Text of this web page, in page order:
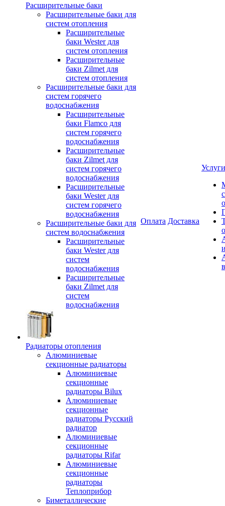
Расширительные баки
Расширительные баки для
систем отопления
Расширительные
баки Wester для
систем отопления
Расширительные
баки Zilmet для
систем отопления
Расширительные баки для
систем горячего
водоснабжения
Расширительные
баки Flamco для
систем горячего
водоснабжения
Расширительные
баки Zilmet для
систем горячего
водоснабжения
Расширительные
баки Wester для
систем горячего
водоснабжения
Расширительные баки для
систем водоснабжения
Расширительные
баки Wester для
систем
водоснабжения
Расширительные
баки Zilmet для
систем
водоснабжения
Радиаторы отопления
Алюминиевые
секционные радиаторы
Алюминиевые
секционные
радиаторы Bilux
Алюминиевые
секционные
радиаторы Русский
радиатор
Алюминиевые
секционные
радиаторы Rifar
Алюминиевые
секционные
радиаторы
Теплоприбор
Биметаллические
Оплата Доставка
Услуги